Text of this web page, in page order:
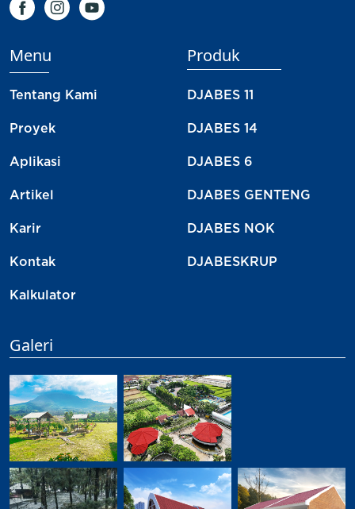
Menu
Tentang Kami
Proyek
Aplikasi
Artikel
Karir
Kontak
Kalkulator
Produk
DJABES 11
DJABES 14
DJABES 6
DJABES GENTENG
DJABES NOK
DJABESKRUP
Galeri